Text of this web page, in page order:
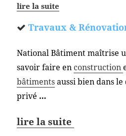
lire la suite
Travaux &
National Bâtiment maîtrise
savoir faire en construction
bâtimentsaussi bien dans
privé …
lire la suite